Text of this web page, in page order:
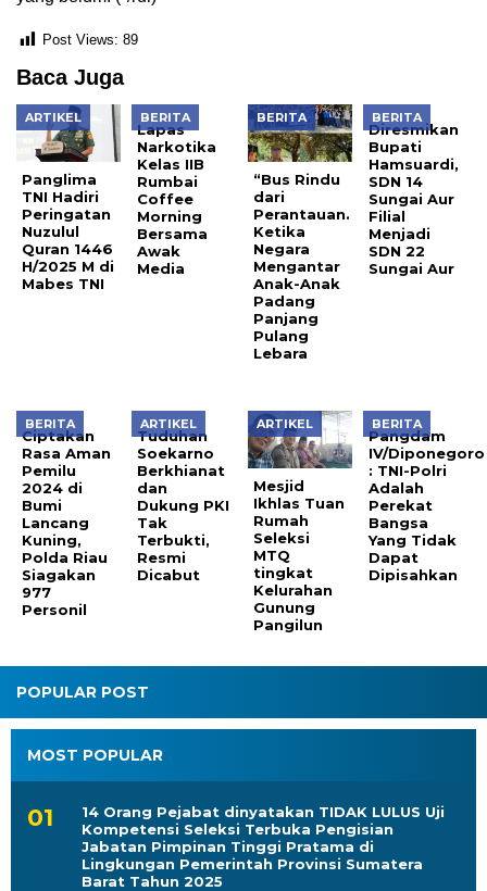
Post Views: 89
Baca Juga
ARTIKEL
Panglima
TNI Hadiri
Peringatan
Nuzulul
Quran 1446
H/2025 M di
Mabes TNI
BERITA
Lapas
Narkotika
Kelas IIB
Rumbai
Coffee
Morning
Bersama
Awak
Media
BERITA
“Bus Rindu
dari
Perantauan.
Ketika
Negara
Mengantar
Anak-Anak
Padang
Panjang
Pulang
Lebara
BERITA
Diresmikan
Bupati
Hamsuardi,
SDN 14
Sungai Aur
Filial
Menjadi
SDN 22
Sungai Aur
BERITA
Ciptakan
Rasa Aman
Pemilu
2024 di
Bumi
Lancang
Kuning,
Polda Riau
Siagakan
977
Personil
ARTIKEL
Tuduhan
Soekarno
Berkhianat
dan
Dukung PKI
Tak
Terbukti,
Resmi
Dicabut
ARTIKEL
Mesjid
Ikhlas Tuan
Rumah
Seleksi
MTQ
tingkat
Kelurahan
Gunung
Pangilun
BERITA
Pangdam
IV/Diponegoro
: TNI-Polri
Adalah
Perekat
Bangsa
Yang Tidak
Dapat
Dipisahkan
POPULAR POST
MOST POPULAR
14 Orang Pejabat dinyatakan TIDAK LULUS Uji
Kompetensi Seleksi Terbuka Pengisian
Jabatan Pimpinan Tinggi Pratama di
Lingkungan Pemerintah Provinsi Sumatera
Barat Tahun 2025